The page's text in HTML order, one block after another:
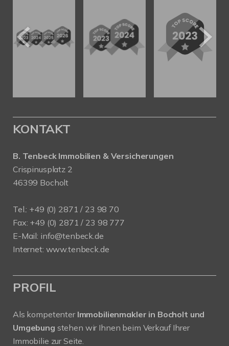
KONTAKT
B. Tenbeck Immobilien & Versicherungen
Crispinusplatz 2
46399 Bocholt
Tel.: +49 (0) 2871 / 23 98 70
Fax: +49 (0) 2871 / 23 98 777
E-Mail: info@tenbeck.de
Internet: www.tenbeck.de
PROFIL
Als kompetenter Immobilienmakler in Bocholt und
Umgebung stehen wir Ihnen beim Verkauf Ihrer
Immobilie zur Seite.